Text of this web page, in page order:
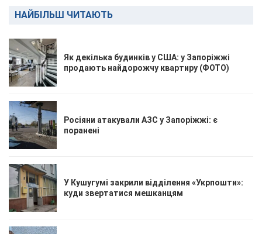
НАЙБІЛЬШ ЧИТАЮТЬ
Як декілька будинків у США: у Запоріжжі
продають найдорожчу квартиру (ФОТО)
Росіяни атакували АЗС у Запоріжжі: є
поранені
У Кушугумі закрили відділення «Укрпошти»:
куди звертатися мешканцям